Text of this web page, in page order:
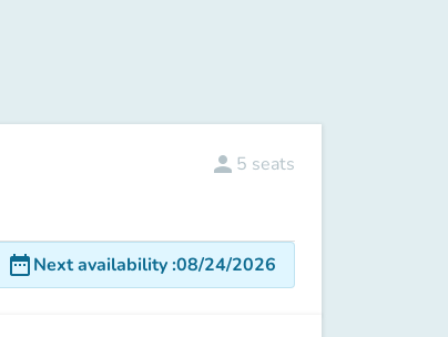
person 5 seats
date_rangeNext availability:08/24/2026